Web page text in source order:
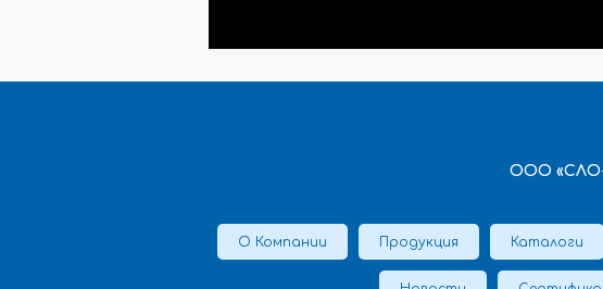
ООО «СЛО-
О Компании Продукция Каталоги